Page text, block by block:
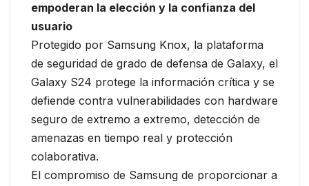
empoderan la elección y la confianza del
usuario
Protegido por Samsung Knox, la plataforma
de seguridad de grado de defensa de Galaxy, el
Galaxy S24 protege la información crítica y se
defiende contra vulnerabilidades con hardware
seguro de extremo a extremo, detección de
amenazas en tiempo real y protección
colaborativa.
El compromiso de Samsung de proporcionar a